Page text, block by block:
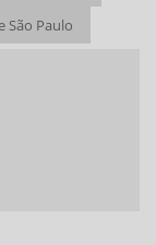
São Paulo